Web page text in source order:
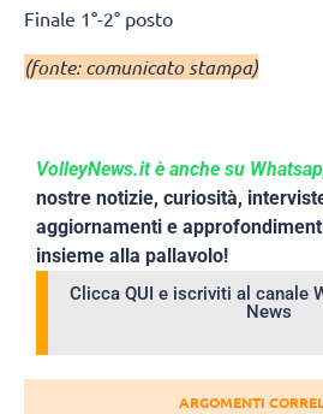
Finale 1°-2° posto
(fonte: comunicato stampa)
VolleyNews.it è anche su
nostre notizie, curiosità,
aggiornamenti e
insieme alla pallavolo!
Clicca QUI e iscriviti al canale
News
ARGOMENTI